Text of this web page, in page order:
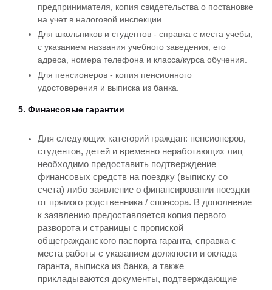
предпринимателя, копия свидетельства о постановке
на учет в налоговой инспекции.
Для школьников и студентов - справка с места учебы,
с указанием названия учебного заведения, его
адреса, номера телефона и класса/курса обучения.
Для пенсионеров - копия пенсионного
удостоверения и выписка из банка.
5. Финансовые гарантии
Для следующих категорий граждан: пенсионеров,
студентов, детей и временно неработающих лиц
необходимо предоставить подтверждение
финансовых средств на поездку (выписку со
счета) либо заявление о финансировании поездки
от прямого родственника / спонсора. В дополнение
к заявлению предоставляется копия первого
разворота и страницы с пропиской
общегражданского паспорта гаранта, справка с
места работы с указанием должности и оклада
гаранта, выписка из банка, а также
прикладываются документы, подтверждающие